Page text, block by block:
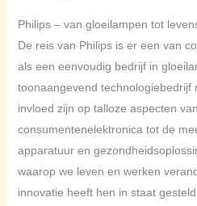
Philips – van gloeilampen tot
De reis van Philips is er een van
als een eenvoudig bedrijf in
toonaangevend technologiebedrijf
invloed zijn op talloze aspecten
consumentenelektronica tot de
apparatuur en
waarop we leven en werken
innovatie heeft hen in staat